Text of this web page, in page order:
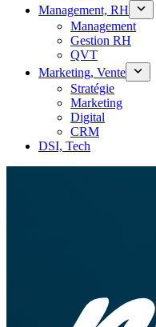
Management, RH
Management
Gestion RH
QVT
Marketing, Vente
Stratégie
Marketing
Digital
CRM
DSI, Tech